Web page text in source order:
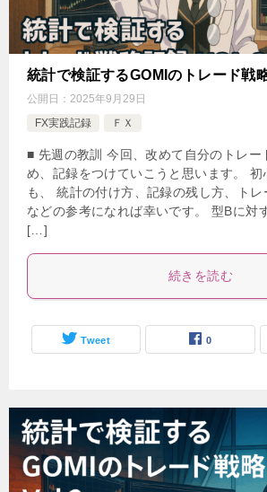
統計で検証するGOMIのトレード戦
公開日： 2025年9月29日
FX実践記録
ＦＸ
■ 先週の教訓 今回、改めて自分のトレー
め、記録をつけていこうと思います。 初
も、 統計の付け方、記録の残し方、ト
などの参考になれば幸いです。 型Bに対
[…]
続きを読む
Tweet 0